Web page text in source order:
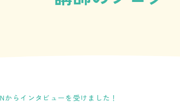
からインタビューを受けました！